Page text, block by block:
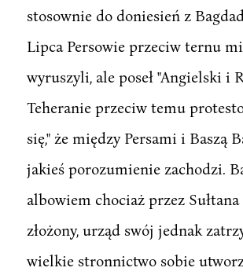
stosownie do doniesień z
Lipca Persowie przeciw ternu
wyruszyli, ale poseł "Angielski i
Teheranie przeciw temu
się," że między Persami i Baszą
jakieś porozumienie zachodzi.
albowiem chociaż przez
złożony, urząd swój jednak
wielkie stronnictwo sobie